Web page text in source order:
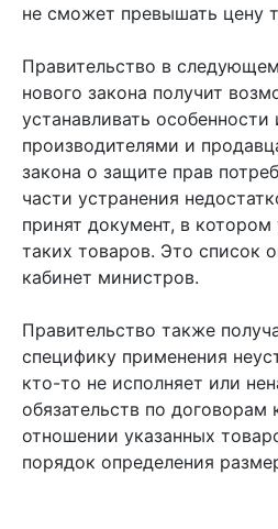
не сможет превышать цену
Правительство в
нового закона получит
устанавливать особенности
производителями и
закона о защите прав
части устранения
принят документ, в котором
таких товаров. Это список
кабинет министров.
Правительство также
специфику применения
кто-то не исполняет или
обязательств по
отношении указанных
порядок определения